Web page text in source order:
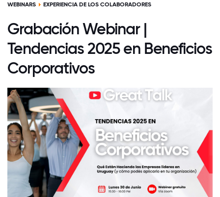
WEBINARS EXPERIENCIA DE LOS COLABORADORES
Grabación Webinar |
Tendencias 2025 en Beneficios
Corporativos